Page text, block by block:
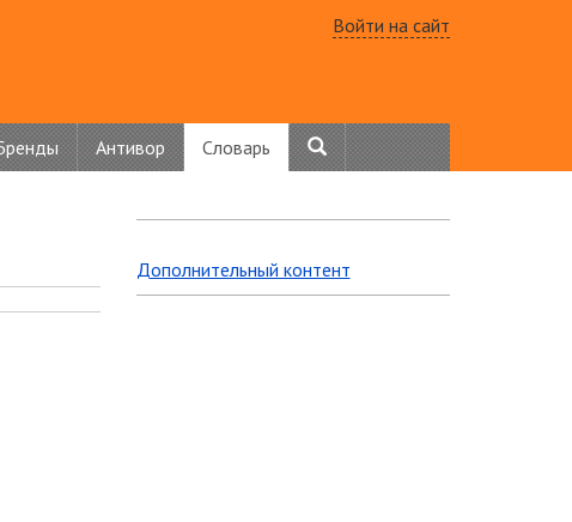
Войти на сайт
Антивор Словарь
Дополнительный контент